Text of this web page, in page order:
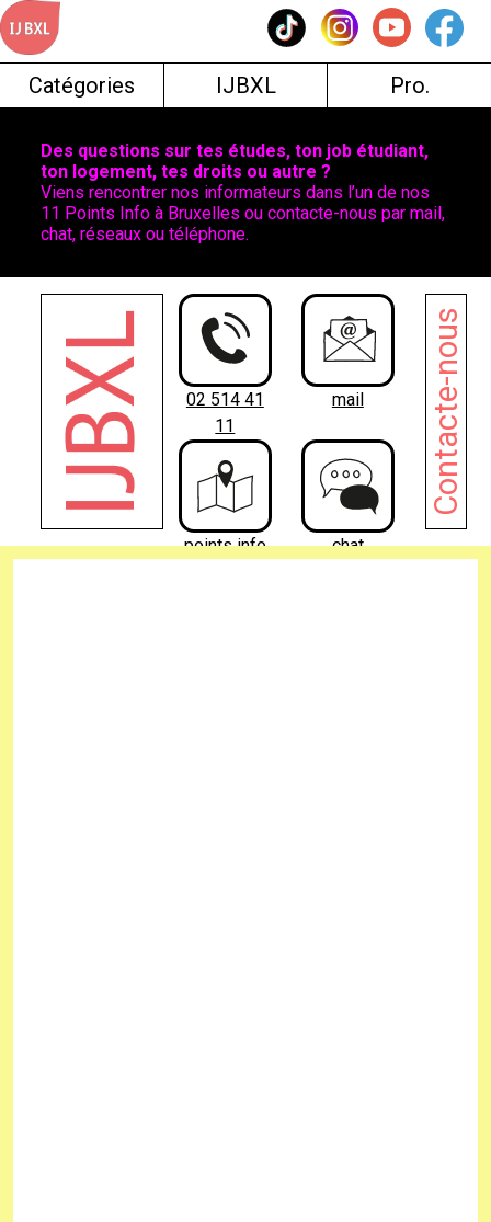
Skip
to
content
Catégories IJBXL Pro.
Des questions sur tes études, ton job étudiant,
ton logement, tes droits ou autre ?
Viens rencontrer nos informateurs dans l’un de nos
11 Points Info à Bruxelles ou contacte-nous par mail,
chat, réseaux ou téléphone.
02 514 41
11
mail
points info chat
Contacte-nous